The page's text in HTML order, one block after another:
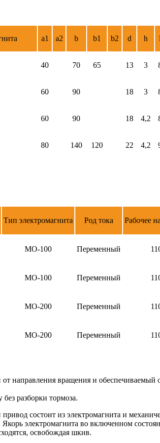
a1 a2 b b1 b2 d h
40 70 65 13 3
60 90 18 3
60 90 18 4,2
80 140 120 22 4,2
Тип электромагнита Род тока Рабочее
МО-100 Переменный
МО-100 Переменный
МО-200 Переменный
МО-200 Переменный
направления вращения и
разборки тормоза.
состоит из электромагнита и
электромагнита во включенном
освобождая шкив.